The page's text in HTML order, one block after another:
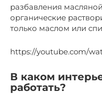
разбавления
органические
только маслом или
https://youtube.com/
В каком
работать?